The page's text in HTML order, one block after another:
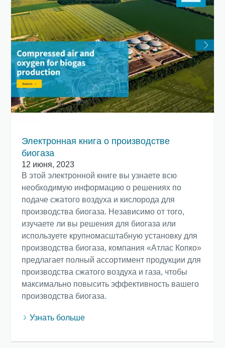
Подробнее
Все, что вам нужно знать о процессе
транспортировки с помощью
Электронная книга о производстве
биогаза
12 июня, 2023
В этой электронной книге вы узнаете всю
необходимую информацию о решениях по
подаче сжатого воздуха и кислорода для
производства биогаза. Независимо от того,
изучаете ли вы решения для биогаза или
используете крупномасштабную установку для
производства биогаза, компания «Атлас Копко»
предлагает полный ассортимент продукции для
производства сжатого воздуха и газа, чтобы
максимально повысить эффективность вашего
производства биогаза.
Узнать больше